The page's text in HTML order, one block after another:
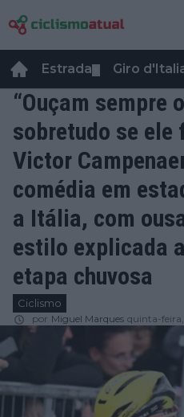
Estrada Giro
“Ouçam sempre
sobretudo se ele
Victor
comédia em
a Itália, com
estilo explicada
etapa chuvosa
Ciclismo
por Miguel Marques quinta-